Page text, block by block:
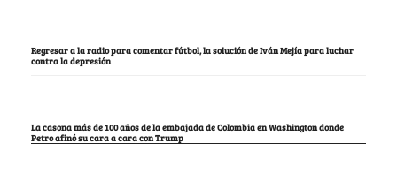
Regresar a la radio para comentar fútbol, la solución de Iván Mejía para luchar
contra la depresión
La casona más de 100 años de la embajada de Colombia en Washington donde
Petro afinó su cara a cara con Trump